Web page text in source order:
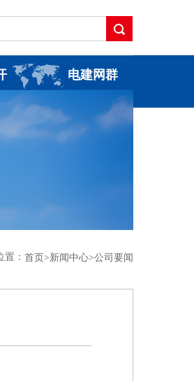
电建网群
置： 首页 >新闻中心>公司要闻